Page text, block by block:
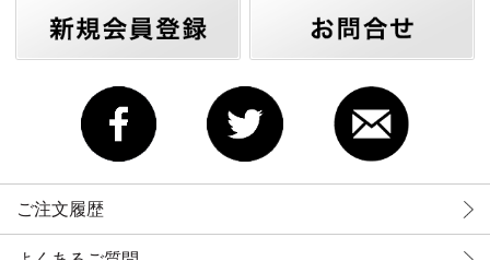
ご注文履歴